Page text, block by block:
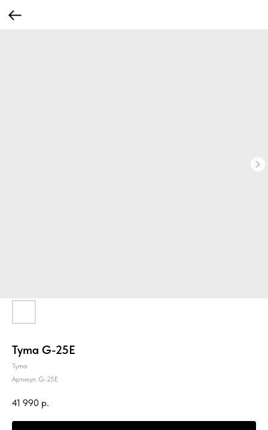
Tyma G-25E
Tyma
Артикул: G-25E
41 990 р.